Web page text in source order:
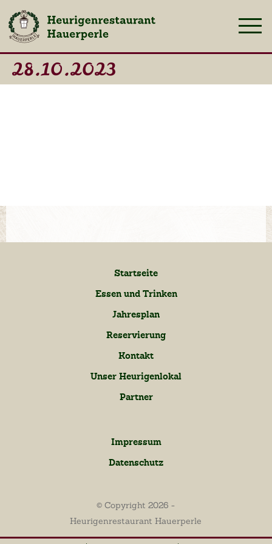
28.10.2023
Startseite
Essen und Trinken
Jahresplan
Reservierung
Kontakt
Unser Heurigenlokal
Partner
Impressum
Datenschutz
© Copyright 2026 -
Heurigenrestaurant Hauerperle